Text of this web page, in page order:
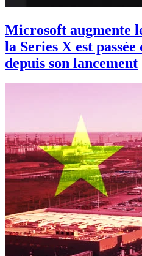
Microsoft augmente
la Series X est passée
depuis son lancement